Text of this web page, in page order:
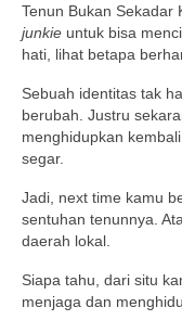
Tenun Bukan Sekadar
junkie untuk bisa
hati, lihat betapa
Sebuah identitas tak
berubah. Justru
menghidupkan
segar.
Jadi, next time kamu
sentuhan tenunnya.
daerah lokal.
Siapa tahu, dari situ
menjaga dan